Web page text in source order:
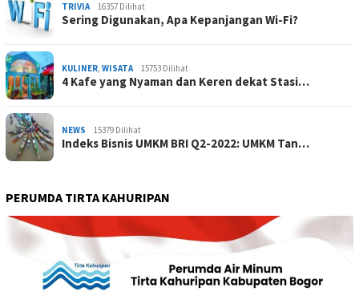
TRIVIA 16357 Dilihat
Sering Digunakan, Apa Kepanjangan Wi-Fi?
KULINER, WISATA 15753 Dilihat
4 Kafe yang Nyaman dan Keren dekat Stasi…
NEWS 15379 Dilihat
Indeks Bisnis UMKM BRI Q2-2022: UMKM Tan…
PERUMDA TIRTA KAHURIPAN